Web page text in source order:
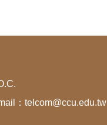
：telcom@ccu.edu.tw